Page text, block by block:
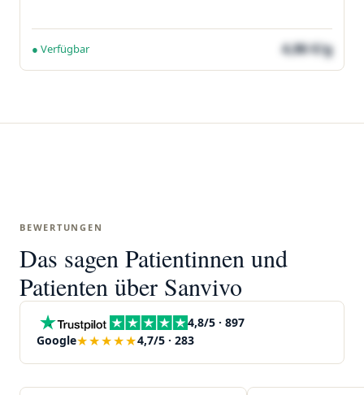
● Verfügbar 4,86 €/g
BEWERTUNGEN
Das sagen Patientinnen und
Patienten über Sanvivo
4,8/5 · 897
Google★★★★★4,7/5 · 283